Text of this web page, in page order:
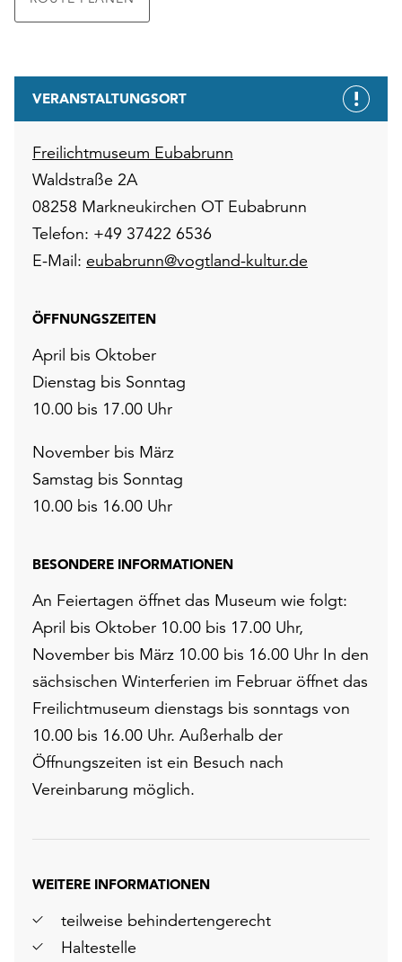
VERANSTALTUNGSORT
Freilichtmuseum Eubabrunn
Waldstraße 2A
08258 Markneukirchen OT Eubabrunn
Telefon: +49 37422 6536
E-Mail: eubabrunn@vogtland-kultur.de
ÖFFNUNGSZEITEN
April bis Oktober
Dienstag bis Sonntag
10.00 bis 17.00 Uhr
November bis März
Samstag bis Sonntag
10.00 bis 16.00 Uhr
BESONDERE INFORMATIONEN
An Feiertagen öffnet das Museum wie folgt:
April bis Oktober 10.00 bis 17.00 Uhr,
November bis März 10.00 bis 16.00 Uhr In den
sächsischen Winterferien im Februar öffnet das
Freilichtmuseum dienstags bis sonntags von
10.00 bis 16.00 Uhr. Außerhalb der
Öffnungszeiten ist ein Besuch nach
Vereinbarung möglich.
WEITERE INFORMATIONEN
teilweise behindertengerecht
Haltestelle